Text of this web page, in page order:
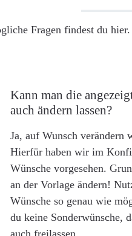
Fragen findest du
Kann man die
auch ändern lassen?
Ja, auf Wunsch verändern
Hierfür haben wir im
Wünsche vorgesehen.
an der Vorlage ändern!
Wünsche so genau wie
du keine Sonderwünsche,
auch freilassen